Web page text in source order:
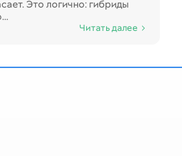
Это логично: гибриды
Читать далее